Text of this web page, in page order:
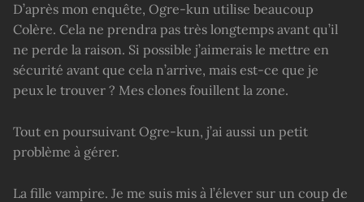
D’après mon enquête, Ogre-kun utilise beaucoup
Colère. Cela ne prendra pas très longtemps avant qu’il
ne perde la raison. Si possible j’aimerais le mettre en
sécurité avant que cela n’arrive, mais est-ce que je
peux le trouver ? Mes clones fouillent la zone.
Tout en poursuivant Ogre-kun, j’ai aussi un petit
problème à gérer.
La fille vampire. Je me suis mis à l’élever sur un coup de